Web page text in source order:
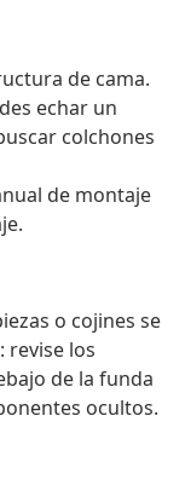
de cama.
echar un
colchones
de montaje
o cojines se
revise los
de la funda
ocultos.